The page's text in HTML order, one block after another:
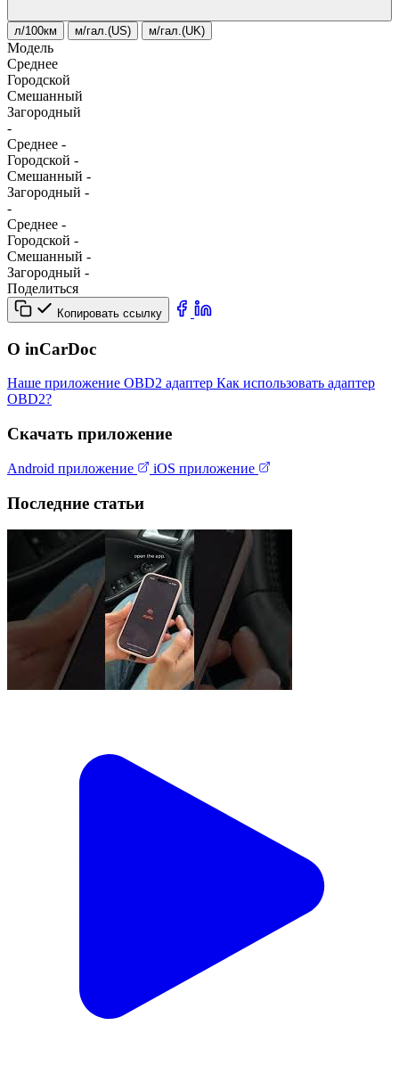
л/100км м/гал.(US) м/гал.(UK)
Модель
Среднее
Городской
Смешанный
Загородный
-
Среднее -
Городской -
Смешанный -
Загородный -
-
Среднее -
Городской -
Смешанный -
Загородный -
Поделиться
Копировать ссылку
О inCarDoc
Наше приложение OBD2 адаптер Как использовать адаптер
OBD2?
Скачать приложение
Android приложение iOS приложение
Последние статьи